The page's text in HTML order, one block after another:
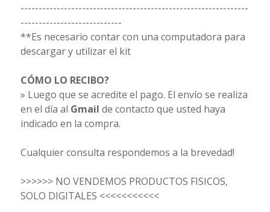
---------------------------------------------------------------
----------------------------
**Es necesario contar con una computadora para
descargar y utilizar el kit
CÓMO LO RECIBO?
» Luego que se acredite el pago. El envío se realiza
en el día al Gmail de contacto que usted haya
indicado en la compra.
Cualquier consulta respondemos a la brevedad!
>>>>>> NO VENDEMOS PRODUCTOS FISICOS,
SOLO DIGITALES <<<<<<<<<<<